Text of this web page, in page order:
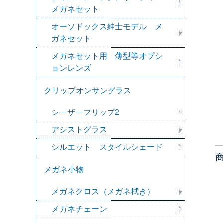
メガネセット
オーソドックス紳士モデル メ
ガネセット
メガネセット用 薄型等オプシ
ョンレンズ
クリップオンサングラス
シーザーフリップ2
アシストグラス
シルエット スタイルシェード
メガネ小物
メガネクロス（メガネ拭き）
メガネチェーン